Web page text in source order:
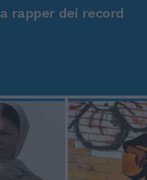
rapper dei record